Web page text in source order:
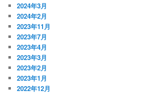
2024年3月
2024年2月
2023年11月
2023年7月
2023年4月
2023年3月
2023年2月
2023年1月
2022年12月